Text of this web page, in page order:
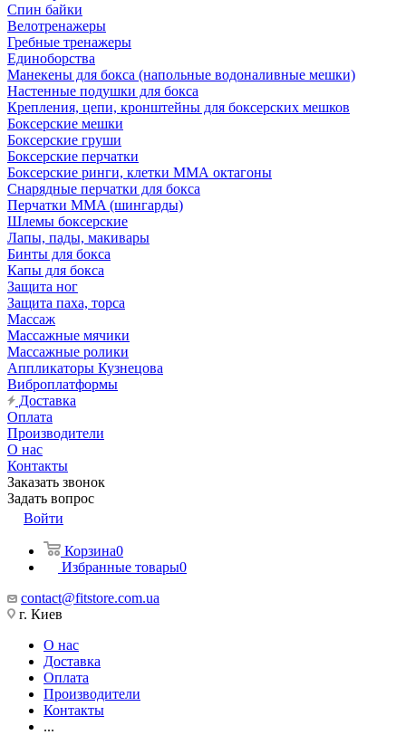
Спин байки
Велотренажеры
Гребные тренажеры
Единоборства
Манекены для бокса (напольные водоналивные мешки)
Настенные подушки для бокса
Крепления, цепи, кронштейны для боксерских мешков
Боксерские мешки
Боксерские груши
Боксерские перчатки
Боксерские ринги, клетки ММА октагоны
Снарядные перчатки для бокса
Перчатки MMA (шингарды)
Шлемы боксерские
Лапы, пады, макивары
Бинты для бокса
Капы для бокса
Защита ног
Защита паха, торса
Массаж
Массажные мячики
Массажные ролики
Аппликаторы Кузнецова
Виброплатформы
Доставка
Оплата
Производители
О нас
Контакты
Заказать звонок
Задать вопрос
Войти
Корзина0
Избранные товары0
contact@fitstore.com.ua
г. Киев
О нас
Доставка
Оплата
Производители
Контакты
...